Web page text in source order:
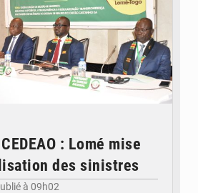
: Lomé mise
des sinistres
à 09h02